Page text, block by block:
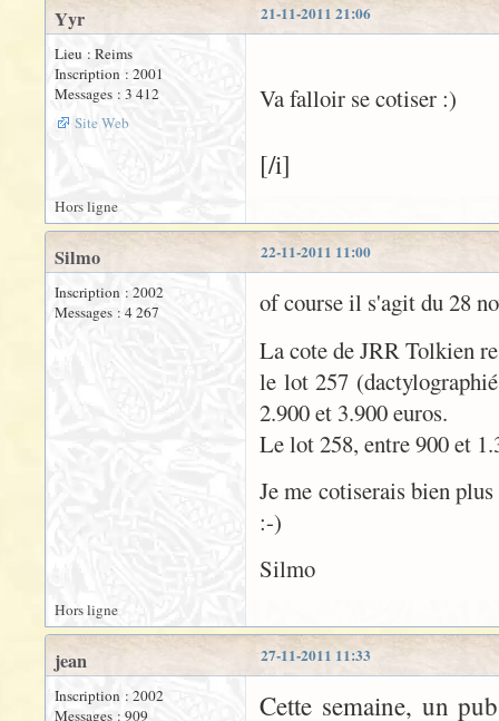
21-11-2011 21:06
Yyr
Lieu : Reims
Inscription : 2001
Messages : 3 412
Site Web
Va falloir se cotiser :)
[/i]
Hors ligne
22-11-2011 11:00
Silmo
Inscription : 2002
Messages : 4 267
of course il s'agit du 28
La cote de JRR Tolkien
le lot 257
2.900 et 3.900 euros.
Le lot 258, entre 900 et
Je me cotiserais bien
:-)
Silmo
Hors ligne
27-11-2011 11:33
jean
Inscription : 2002
Messages : 909
Cette semaine, un